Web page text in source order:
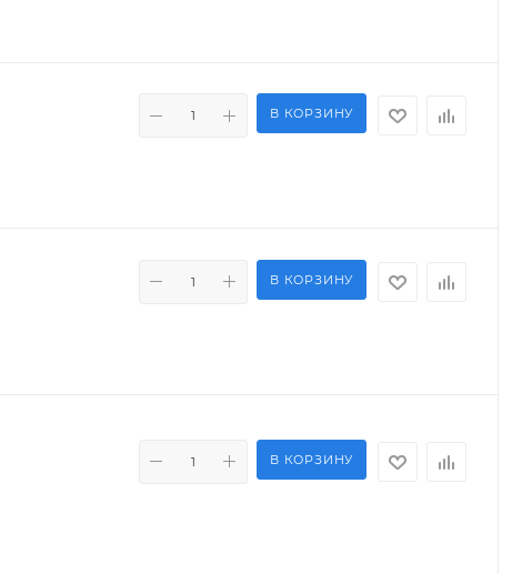
В КОРЗИНУ
В КОРЗИНУ
В КОРЗИНУ